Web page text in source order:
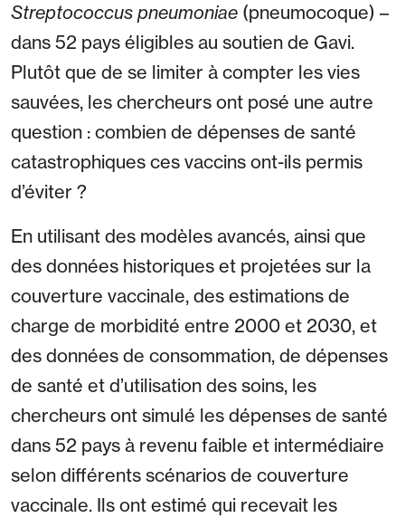
Streptococcus pneumoniae (pneumocoque) –
dans 52 pays éligibles au soutien de Gavi.
Plutôt que de se limiter à compter les vies
sauvées, les chercheurs ont posé une autre
question : combien de dépenses de santé
catastrophiques ces vaccins ont-ils permis
d’éviter ?
En utilisant des modèles avancés, ainsi que
des données historiques et projetées sur la
couverture vaccinale, des estimations de
charge de morbidité entre 2000 et 2030, et
des données de consommation, de dépenses
de santé et d’utilisation des soins, les
chercheurs ont simulé les dépenses de santé
dans 52 pays à revenu faible et intermédiaire
selon différents scénarios de couverture
vaccinale. Ils ont estimé qui recevait les